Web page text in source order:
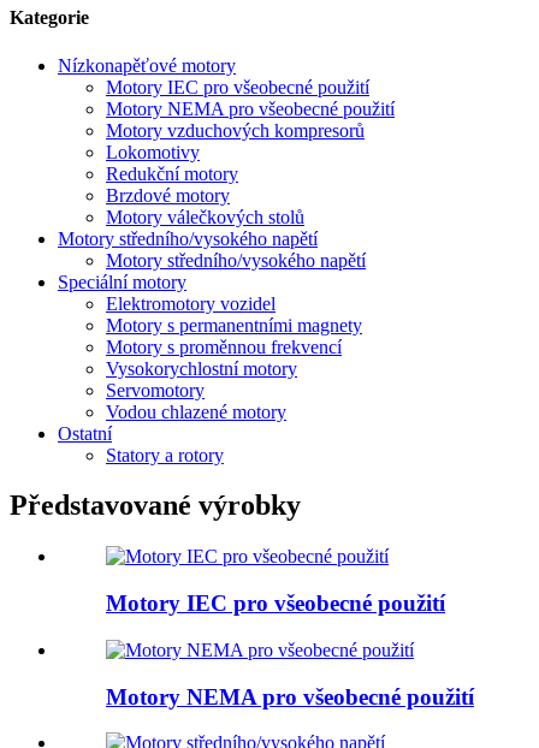
Kategorie
Nízkonapěťové motory
Motory IEC pro všeobecné použití
Motory NEMA pro všeobecné použití
Motory vzduchových kompresorů
Lokomotivy
Redukční motory
Brzdové motory
Motory válečkových stolů
Motory středního/vysokého napětí
Motory středního/vysokého napětí
Speciální motory
Elektromotory vozidel
Motory s permanentními magnety
Motory s proměnnou frekvencí
Vysokorychlostní motory
Servomotory
Vodou chlazené motory
Ostatní
Statory a rotory
Představované výrobky
Motory IEC pro všeobecné použití
Motory NEMA pro všeobecné použití